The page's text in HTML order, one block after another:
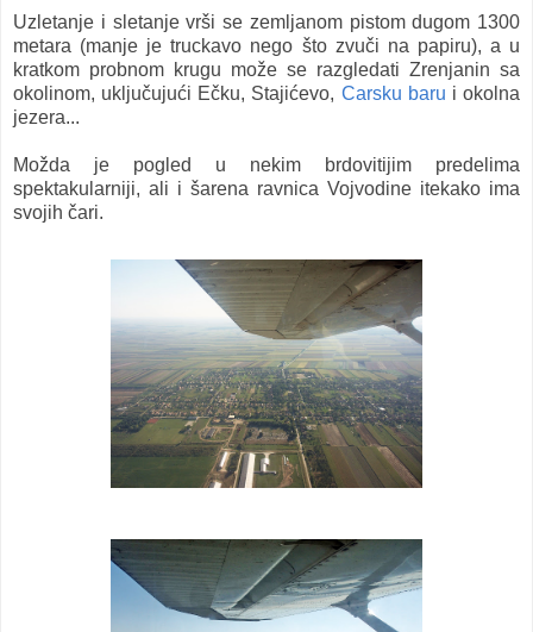
Uzletanje i sletanje vrši se zemljanom pistom dugom 1300
metara (manje je truckavo nego što zvuči na papiru), a u
kratkom probnom krugu može se razgledati Zrenjanin sa
okolinom, uključujući Ečku, Stajićevo, Carsku baru i okolna
jezera...
Možda je pogled u nekim brdovitijim predelima
spektakularniji, ali i šarena ravnica Vojvodine itekako ima
svojih čari.